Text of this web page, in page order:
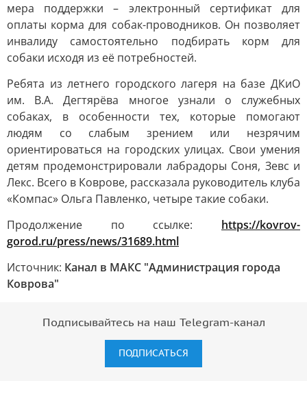
мера поддержки – электронный сертификат для
оплаты корма для собак-проводников. Он позволяет
инвалиду самостоятельно подбирать корм для
собаки исходя из её потребностей.
Ребята из летнего городского лагеря на базе ДКиО
им. В.А. Дегтярёва многое узнали о служебных
собаках, в особенности тех, которые помогают
людям со слабым зрением или незрячим
ориентироваться на городских улицах. Свои умения
детям продемонстрировали лабрадоры Соня, Зевс и
Лекс. Всего в Коврове, рассказала руководитель клуба
«Компас» Ольга Павленко, четыре такие собаки.
Продолжение по ссылке: https://kovrov-
gorod.ru/press/news/31689.html
Источник: Канал в МАКС "Администрация города
Коврова"
Подписывайтесь на наш Telegram-канал
ПОДПИСАТЬСЯ